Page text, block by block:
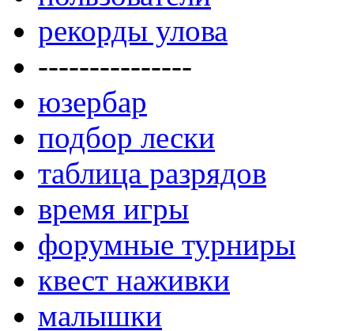
рекорды улова
---------------
юзербар
подбор лески
таблица разрядов
время игры
форумные турниры
квест наживки
малышки